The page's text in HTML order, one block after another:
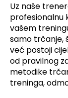
Uz naše
profesionalnu
vašem
samo trčanje,
već postoji
od pravilnog
metodike
treninga,